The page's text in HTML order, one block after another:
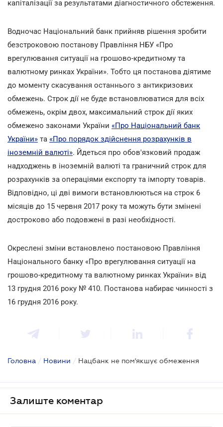
капіталізації за результатами діагностичного обстеження.
Водночас Національний банк прийняв рішення зробити
безстроковою постанову Правління НБУ «Про
врегулювання ситуації на грошово-кредитному та
валютному ринках України». Тобто ця постанова діятиме
до моменту скасування останнього з антикризових
обмежень. Строк дії не буде встановлюватися для всіх
обмежень, окрім двох, максимальний строк дії яких
обмежено законами України «Про Національний банк
України» та «Про порядок здійснення розрахунків в
іноземній валюті». Йдеться про обов'язковий продаж
надходжень в іноземній валюті та граничний строк для
розрахунків за операціями експорту та імпорту товарів.
Відповідно, ці дві вимоги встановлюються на строк 6
місяців до 15 червня 2017 року та можуть бути змінені
достроково або подовжені в разі необхідності.
Окреслені зміни встановлено постановою Правління
Національного банку «Про врегулювання ситуації на
грошово-кредитному та валютному ринках України» від
13 грудня 2016 року № 410. Постанова набирає чинності з
16 грудня 2016 року.
Головна / Новини / Нацбанк не пом'якшує обмеження
Залиште коментар